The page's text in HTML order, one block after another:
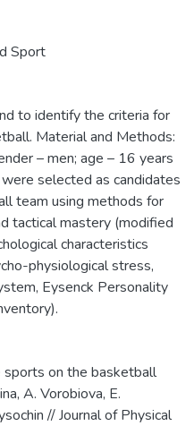
Sport
to identify the criteria for
Material and Methods:
– men; age – 16 years
selected as candidates
team using methods for
tactical mastery (modified
characteristics
physiological stress,
Eysenck Personality
sports on the basketball
A. Vorobiova, E.
// Journal of Physical